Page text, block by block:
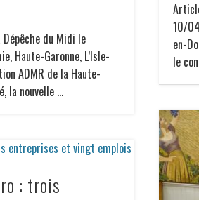
du Midi le
Haute-Garonne, L’Isle-
ADMR de la Haute-
la nouvelle …
10/
en-
le
: trois